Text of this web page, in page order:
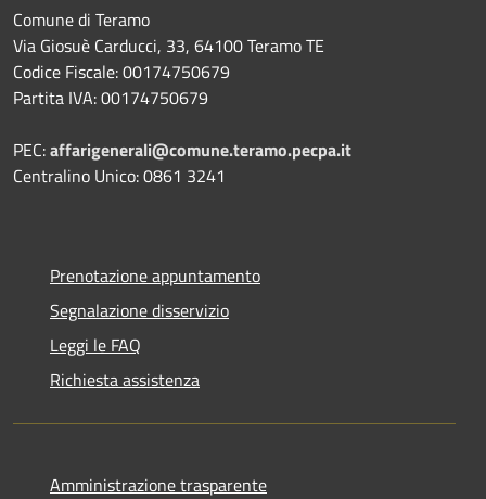
Comune di Teramo
Via Giosuè Carducci, 33, 64100 Teramo TE
Codice Fiscale: 00174750679
Partita IVA: 00174750679
PEC:affarigenerali@comune.teramo.pecpa.it
Centralino Unico: 0861 3241
Prenotazione appuntamento
Segnalazione disservizio
Leggi le FAQ
Richiesta assistenza
Amministrazione trasparente